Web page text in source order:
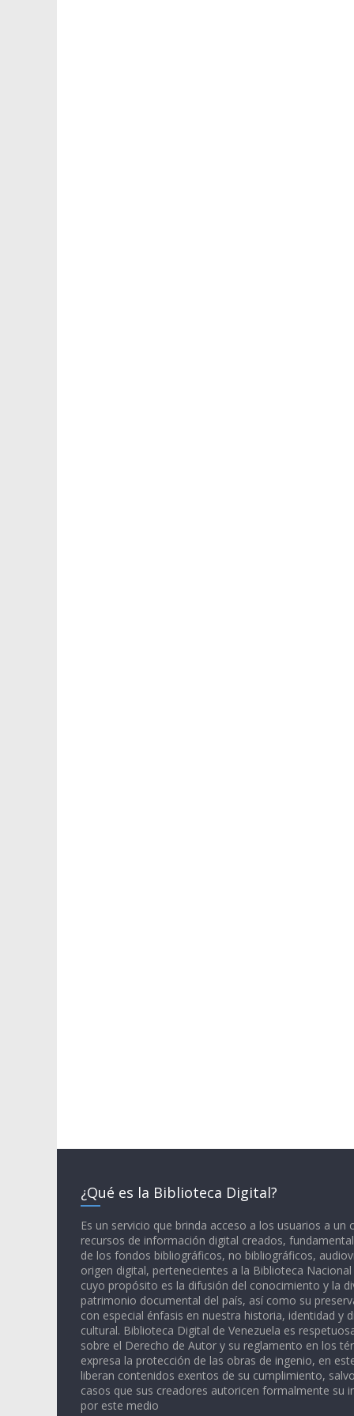
¿Qué es la Biblioteca Digital?
Es un servicio que brinda acceso a los usuarios a un
recursos de información digital creados,
de los fondos bibliográficos, no bibliográficos,
origen digital, pertenecientes a la Biblioteca Nacional
cuyo propósito es la difusión del conocimiento y la
patrimonio documental del país, así como su
con especial énfasis en nuestra historia, identidad y
cultural. Biblioteca Digital de Venezuela es
sobre el Derecho de Autor y su reglamento en los
expresa la protección de las obras de ingenio, en
liberan contenidos exentos de su cumplimiento,
casos que sus creadores autoricen formalmente su
por este medio